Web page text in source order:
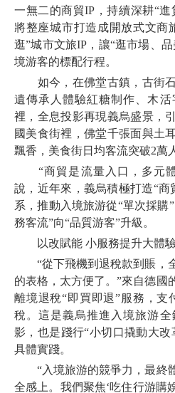
一無二的商貿IP，持續深耕“進
將整座城市打造成開放式文商
逛”城市文旅IP，讓“逛市場、
境游客的標配行程。
如今，在佛堂古鎮，古街石
遺傳承人體驗紅糖制作、木
裡，全息投影再現義烏盛景，
國美食街裡，佛堂千張面與土
飄香，美食街日均客流突破2萬
“商貿是流量入口，多元體
說，近年來，義烏積極打造“商
系，推動入境旅游從“單次採購
務客流”向“品質游客”升級。
以改賦能 小服務提升大體
“從下飛機到退稅款到賬，
的表格，太方便了。”來自德國
離境退稅“即買即退”服務，支
稅。這是義烏推進入境旅游
影，也是踐行“小切口撬動大
具體實踐。
“入境旅游的競爭力，最終
全感上。我們聚焦‘吃住行游購